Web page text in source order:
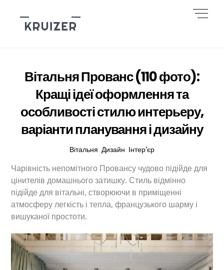
content
Вітальня Прованс (110 фото):
Кращі ідеї оформлення та
особливості стилю интерьеру,
варіанти планування і дизайну
Вітальня Дизайн Інтер’єр
Чарівність непомітного Провансу чудово підійде для
цінителів домашнього затишку. Стиль відмінно
підійде для вітальні, створюючи в приміщенні
атмосферу легкість і тепла, французького шарму і
вишуканої простоти.